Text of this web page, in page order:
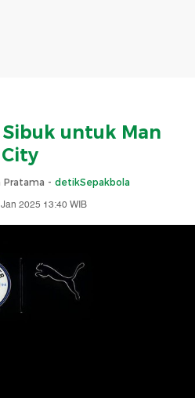
untuk Man
City
Pratama - detikSepakbola
2025 13:40 WIB